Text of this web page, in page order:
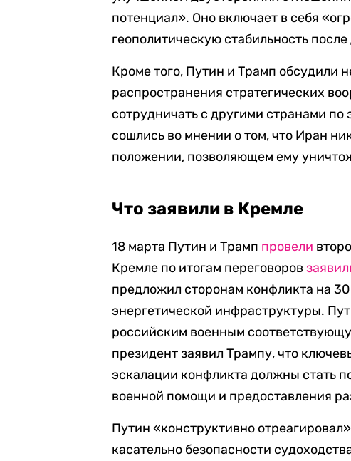
потенциал». Оно включает в себя
геополитическую стабильность
Кроме того, Путин и Трамп обсудили
распространения стратегических
сотрудничать с другими странами
сошлись во мнении о том, что Иран
положении, позволяющем ему
Что заявили в Кремле
18 марта Путин и Трамп провели
Кремле по итогам переговоров
предложил сторонам конфликта на
энергетической инфраструктуры.
российским военным
президент заявил Трампу, что
эскалации конфликта должны стать
военной помощи и предоставления
Путин «конструктивно
касательно безопасности